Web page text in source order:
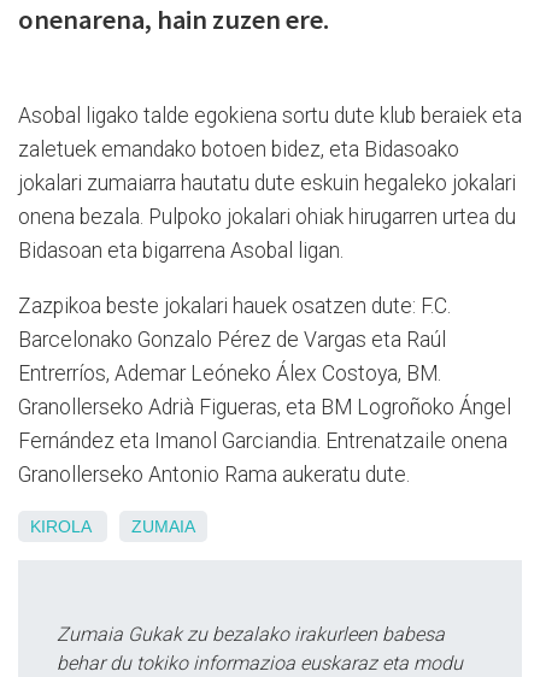
onenarena, hain zuzen ere.
Asobal ligako talde egokiena sortu dute klub beraiek eta
zaletuek emandako botoen bidez, eta Bidasoako
jokalari zumaiarra hautatu dute eskuin hegaleko jokalari
onena bezala. Pulpoko jokalari ohiak hirugarren urtea du
Bidasoan eta bigarrena Asobal ligan.
Zazpikoa beste jokalari hauek osatzen dute: F.C.
Barcelonako Gonzalo Pérez de Vargas eta Raúl
Entrerríos, Ademar Leóneko Álex Costoya, BM.
Granollerseko Adrià Figueras, eta BM Logroñoko Ángel
Fernández eta Imanol Garciandia. Entrenatzaile onena
Granollerseko Antonio Rama aukeratu dute.
KIROLA ZUMAIA
Zumaia Gukak zu bezalako irakurleen babesa
behar du tokiko informazioa euskaraz eta modu